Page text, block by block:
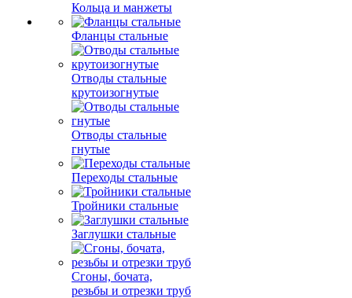
Кольца и манжеты
Фланцы стальные
Отводы стальные
крутоизогнутые
Отводы стальные
гнутые
Переходы стальные
Тройники стальные
Заглушки стальные
Сгоны, бочата,
резьбы и отрезки труб